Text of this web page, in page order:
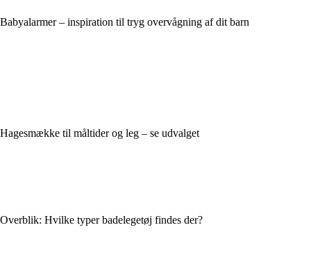
Babyalarmer – inspiration til tryg overvågning af dit barn
Hagesmække til måltider og leg – se udvalget
Overblik: Hvilke typer badelegetøj findes der?